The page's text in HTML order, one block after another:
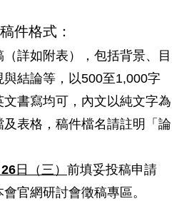
稿件格式：
詳如附表），包括背景、目
與結論等，以500至1,000字
書寫均可，內文以純文字為
及表格，稿件檔名請註明「論
26日（三） 前填妥投稿申請
官網研討會徵稿專區。